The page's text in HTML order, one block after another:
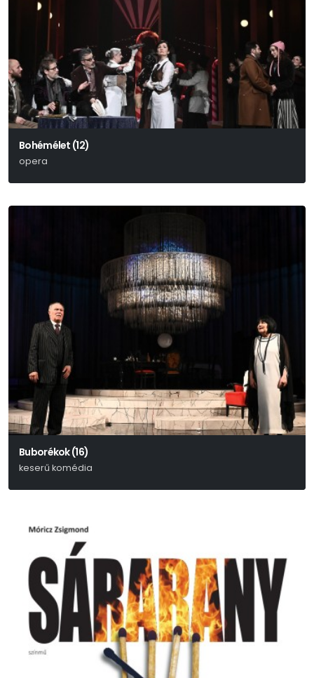
Bohémélet (12)
opera
Buborékok (16)
keserű komédia